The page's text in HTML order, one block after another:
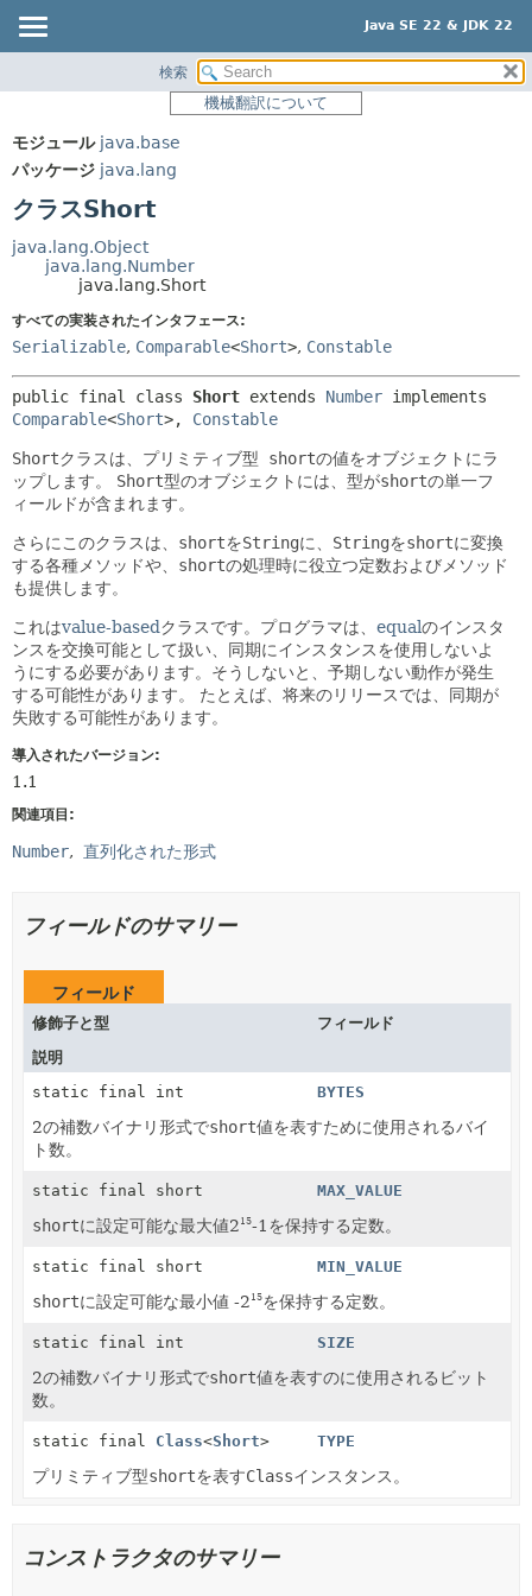
Java SE 22 & JDK 22
パッケージ
使用
ツリー
プレビュー
索引
サマリー:
ネスト済
コンストラクタ
メソッド
検索
機械翻訳について
モジュール java.base
パッケージ java.lang
クラスShort
java.lang.Object
java.lang.Number
java.lang.Short
すべての実装されたインタフェース:
Serializable, Comparable<Short>, Constable
public final class Short extends Number
Comparable<Short>, Constable
Shortクラスは、プリミティブ型 shortの値をオブジェクトにラ
ップします。
Short型のオブジェクトには、型がshortの単一フ
ィールドが含まれます。
さらにこのクラスは、 shortをStringに、 Stringをshortに変換
する各種メソッドや、 shortの処理時に役立つ定数およびメソッド
も提供します。
これはvalue-basedクラスです。プログラマは、 equalのインスタ
ンスを交換可能として扱い、同期にインスタンスを使用しないよ
うにする必要があります。そうしないと、予期しない動作が発生
する可能性があります。
たとえば、将来のリリースでは、同期が
失敗する可能性があります。
導入されたバージョン:
1.1
関連項目:
Number 直列化された形式
フィールドのサマリー
フィールド
修飾子と型
フィールド
説明
static final int
BYTES
2の補数バイナリ形式でshort値を表すために使用されるバイ
ト数。
static final short MAX_VALUE
shortに設定可能な最大値2 15-1を保持する定数。
static final short MIN_VALUE
shortに設定可能な最小値 -2 15を保持する定数。
static final int SIZE
2の補数バイナリ形式でshort値を表すのに使用されるビット
数。
static final Class<Short> TYPE
プリミティブ型shortを表すClassインスタンス。
コンストラクタのサマリー